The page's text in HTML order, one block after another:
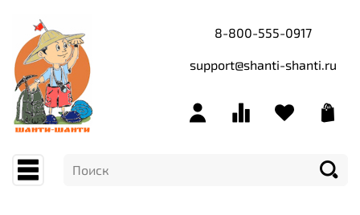
8-800-555-0917
support@shanti-shanti.ru